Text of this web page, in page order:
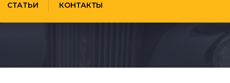
СТАТЬИ КОНТАКТЫ